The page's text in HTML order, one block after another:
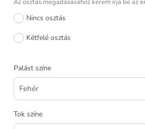
Az osztás megadásásához kérem írja be
Nincs osztás
Kétfelé osztás
Palást színe
Tok színe